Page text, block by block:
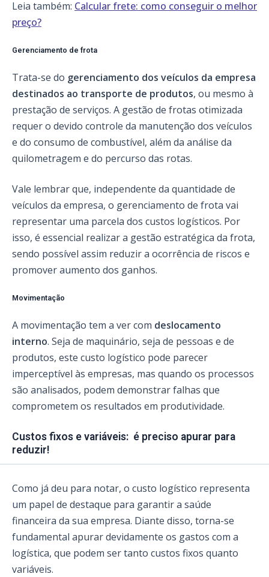
Leia também: Calcular frete: como conseguir o melhor
preço?
Gerenciamento de frota
Trata-se do gerenciamento dos veículos da empresa
destinados ao transporte de produtos, ou mesmo à
prestação de serviços. A gestão de frotas otimizada
requer o devido controle da manutenção dos veículos
e do consumo de combustível, além da análise da
quilometragem e do percurso das rotas.
Vale lembrar que, independente da quantidade de
veículos da empresa, o gerenciamento de frota vai
representar uma parcela dos custos logísticos. Por
isso, é essencial realizar a gestão estratégica da frota,
sendo possível assim reduzir a ocorrência de riscos e
promover aumento dos ganhos.
Movimentação
A movimentação tem a ver com deslocamento
interno. Seja de maquinário, seja de pessoas e de
produtos, este custo logístico pode parecer
imperceptível às empresas, mas quando os processos
são analisados, podem demonstrar falhas que
comprometem os resultados em produtividade.
Custos fixos e variáveis: é preciso apurar para
reduzir!
Como já deu para notar, o custo logístico representa
um papel de destaque para garantir a saúde
financeira da sua empresa. Diante disso, torna-se
fundamental apurar devidamente os gastos com a
logística, que podem ser tanto custos fixos quanto
variáveis.